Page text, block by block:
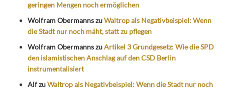
geringen Mengen noch ermöglichen
Wolfram ObermannszuWaltrop als Negativbeispiel: Wenn
die Stadt nur noch mäht, statt zu pflegen
Wolfram ObermannszuArtikel 3 Grundgesetz: Wie die SPD
den islamistischen Anschlag auf den CSD Berlin
instrumentalisiert
AlfzuWaltrop als Negativbeispiel: Wenn die Stadt nur noch